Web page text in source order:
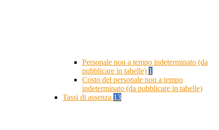
Personale non a tempo indeterminato (da
pubblicare in tabelle) 1
Costo del personale non a tempo
indeterminato (da pubblicare in tabelle)
Tassi di assenza 13